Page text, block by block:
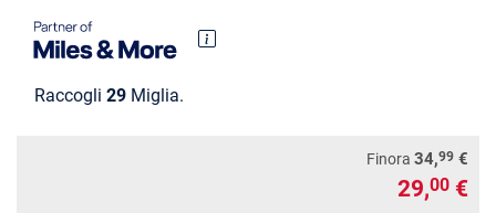
Raccogli 29 Miglia.
Finora 34,99 €
29,00 €